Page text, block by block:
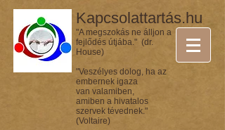
Kapcsolattartás.hu
"A megszokás ne álljon a
fejlődés útjába." (dr.
House)
"Veszélyes dolog, ha az
embernek igaza
van valamiben,
amiben a hivatalos
szervek tévednek."
(Voltaire)